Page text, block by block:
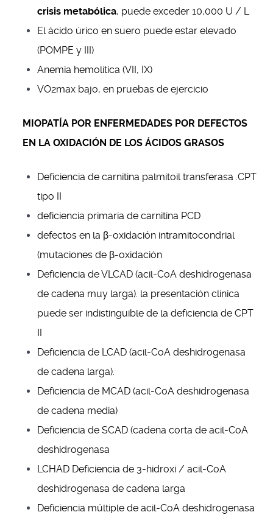
crisis metabólica, puede exceder 10,000 U / L
El ácido úrico en suero puede estar elevado
(POMPE y III)
Anemia hemolítica (VII, IX)
VO2max bajo, en pruebas de ejercicio
MIOPATÍA POR ENFERMEDADES POR DEFECTOS
EN LA OXIDACIÓN DE LOS ÁCIDOS GRASOS
Deficiencia de carnitina palmitoil transferasa .CPT
tipo II
deficiencia primaria de carnitina PCD
defectos en la β-oxidación intramitocondrial
(mutaciones de β-oxidación
Deficiencia de VLCAD (acil-CoA deshidrogenasa
de cadena muy larga). la presentación clínica
puede ser indistinguible de la deficiencia de CPT
II
Deficiencia de LCAD (acil-CoA deshidrogenasa
de cadena larga).
Deficiencia de MCAD (acil-CoA deshidrogenasa
de cadena media)
Deficiencia de SCAD (cadena corta de acil-CoA
deshidrogenasa
LCHAD Deficiencia de 3-hidroxi / acil-CoA
deshidrogenasa de cadena larga
Deficiencia múltiple de acil-CoA deshidrogenasa